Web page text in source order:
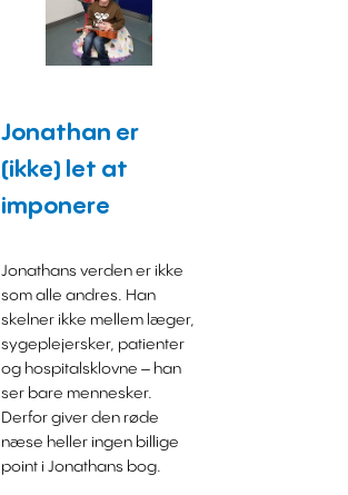
Jonathan er
(ikke) let at
imponere
Jonathans verden er ikke
som alle andres. Han
skelner ikke mellem læger,
sygeplejersker, patienter
og hospitalsklovne – han
ser bare mennesker.
Derfor giver den røde
næse heller ingen billige
point i Jonathans bog.